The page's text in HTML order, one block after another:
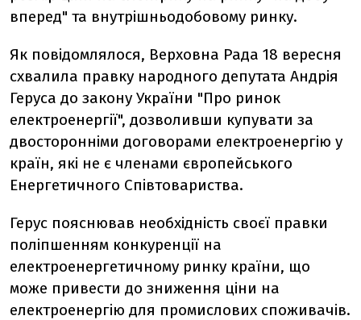
вперед" та внутрішньодобовому ринку.
Як повідомлялося, Верховна Рада 18 вересня
схвалила правку народного депутата Андрія
Геруса до закону України "Про ринок
електроенергії", дозволивши купувати за
двосторонніми договорами електроенергію у
країн, які не є членами європейського
Енергетичного Співтовариства.
Герус пояснював необхідність своєї правки
поліпшенням конкуренції на
електроенергетичному ринку країни, що
може привести до зниження ціни на
електроенергію для промислових споживачів.